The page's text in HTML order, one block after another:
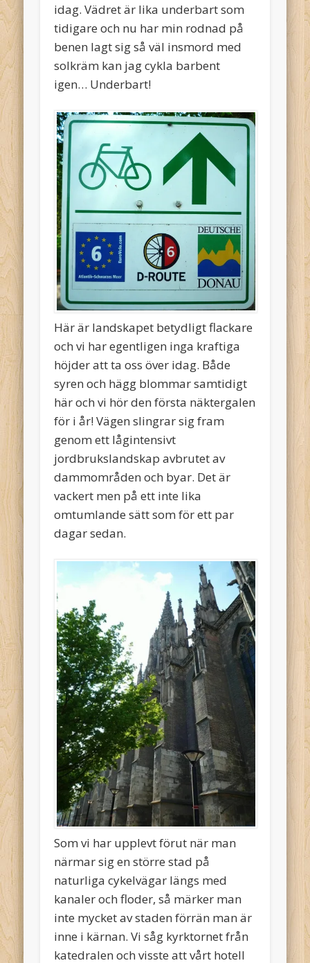
idag. Vädret är lika underbart som
tidigare och nu har min rodnad på
benen lagt sig så väl insmord med
solkräm kan jag cykla barbent
igen… Underbart!
Här är landskapet betydligt flackare
och vi har egentligen inga kraftiga
höjder att ta oss över idag. Både
syren och hägg blommar samtidigt
här och vi hör den första näktergalen
för i år! Vägen slingrar sig fram
genom ett lågintensivt
jordbrukslandskap avbrutet av
dammområden och byar. Det är
vackert men på ett inte lika
omtumlande sätt som för ett par
dagar sedan.
Som vi har upplevt förut när man
närmar sig en större stad på
naturliga cykelvägar längs med
kanaler och floder, så märker man
inte mycket av staden förrän man är
inne i kärnan. Vi såg kyrktornet från
katedralen och visste att vårt hotell